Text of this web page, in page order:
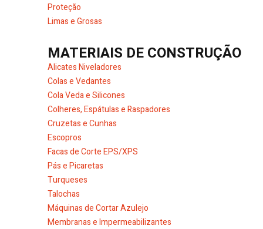
Proteção
Limas e Grosas
MATERIAIS DE CONSTRUÇÃO
Alicates Niveladores
Colas e Vedantes
Cola Veda e Silicones
Colheres, Espátulas e Raspadores
Cruzetas e Cunhas
Escopros
Facas de Corte EPS/XPS
Pás e Picaretas
Turqueses
Talochas
Máquinas de Cortar Azulejo
Membranas e Impermeabilizantes